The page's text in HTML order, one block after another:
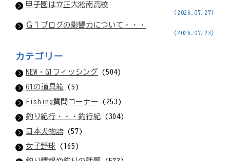
甲子園は立正大淞南高校
(2026.07.27)
Ｇ１ブログの影響力について・・・
(2026.07.23)
カテゴリー
NEW・G1フィッシング(504)
G1の道具箱(5)
Fishing質問コーナー (253)
釣り紀行・・・釣行紀 (304)
日本犬物語(57)
女子野球 (165)